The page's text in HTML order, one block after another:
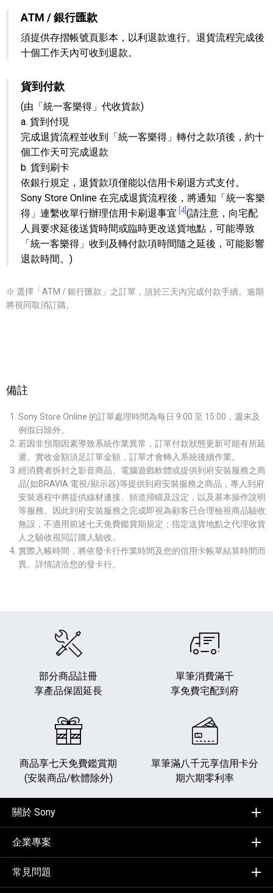
ATM / 銀行匯款
須提供存摺帳號頁影本，以利退款進行。退貨流程完成後
十個工作天內可收到退款。
貨到付款
(由「統一客樂得」代收貨款)
a. 貨到付現
完成退貨流程並收到「統一客樂得」轉付之款項後，約十
個工作天可完成退款
b. 貨到刷卡
依銀行規定，退貨款項僅能以信用卡刷退方式支付。
Sony Store Online 在完成退貨流程後，將通知「統一客樂
得」連繫收單行辦理信用卡刷退事宜 [4](請注意，向宅配
人員要求延後送貨時間或臨時更改送貨地點，可能導致
「統一客樂得」收到及轉付款項時間隨之延後，可能影響
退款時間。)
※ 選擇「ATM / 銀行匯款」之訂單，須於三天內完成付款手續。逾期
將視同取消訂購。
備註
Sony Store Online 的訂單處理時間為每日 9:00 至 15:00，週末及
例假日除外。
若因非預期因素導致系統作業異常，訂單付款狀態更新可能有所延
遲。實收金額須足訂單金額，訂單才會轉入系統後續作業。
經消費者拆封之影音商品、電腦遊戲軟體或提供到府安裝服務之商
品(如BRAVIA 電視/顯示器)等提供到府安裝服務之商品，專人到府
安裝過程中將提供線材連接、頻道掃瞄及設定，以及基本操作說明
等服務。因此到府安裝服務之完成即視為顧客已合理檢視商品驗收
無誤，不適用前述七天免費鑑賞期規定；指定送貨地點之代理收貨
人之驗收視同訂購人驗收。
實際入帳時間，將依發卡行作業時間及您的信用卡帳單結算時間而
異。詳情請洽您的發卡行。
部分商品註冊
享產品保固延長
單筆消費滿千
享免費宅配到府
商品享七天免費鑑賞期
(安裝商品/軟體除外)
單筆滿八千元享信用卡分
期六期零利率
關於 Sony
企業專案
常見問題